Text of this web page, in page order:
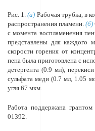
Рис. 1.(а) Рабочая трубка, в
распространения пламени. (б)
с момента воспламенения
представлены для каждого
скорости горения от
пена была приготовлена с
детергента (0.9 мл),
сульфата меди (0.7 мл, 1.05
угля 67 мкм.
Работа поддержана
01392.